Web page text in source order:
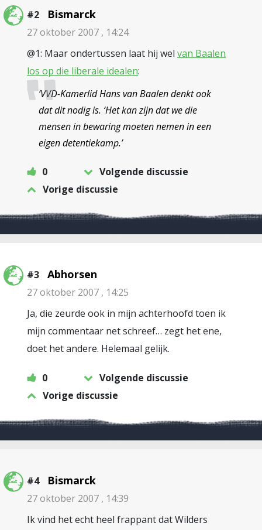
#2 Bismarck
27 oktober 2007 , 14:24
@1: Maar ondertussen laat hij wel van Baalen
los op die liberale idealen:
‘VVD-Kamerlid Hans van Baalen denkt ook
dat dit nodig is. ‘Het kan zijn dat we die
mensen in bewaring moeten nemen in een
eigen detentiekamp.’
0
Volgende discussie
Vorige discussie
#3 Abhorsen
27 oktober 2007 , 14:25
Ja, die zeurde ook in mijn achterhoofd toen ik
mijn commentaar net schreef… zegt het ene,
doet het andere. Helemaal gelijk.
0
Volgende discussie
Vorige discussie
#4 Bismarck
27 oktober 2007 , 14:39
Ik vind het echt heel frappant dat Wilders